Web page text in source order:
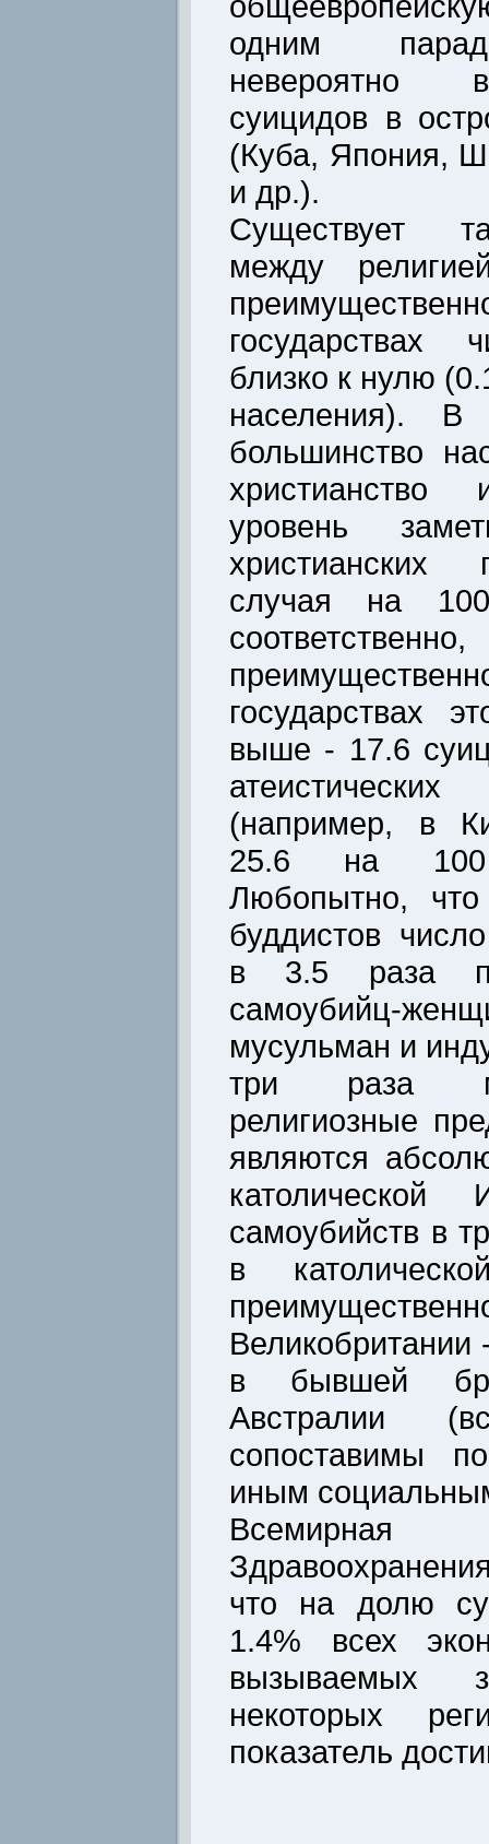
одним
невероятно
суицидов в
(Куба, Япония,
и др.).
Существует
между
государствах
близко к нулю
населения). В
большинство
уровень
христианских
случая на
государствах
выше - 17.6
(например, в
25.6 на 100
Любопытно,
буддистов
в 3.5 раза
самоубийц-
мусульман и
три раза
религиозные
являются
католической
самоубийств в
в
в бывшей
Австралии
сопоставимы
иным
Всемирная
что на долю
1.4% всех
вызываемых
некоторых
показатель